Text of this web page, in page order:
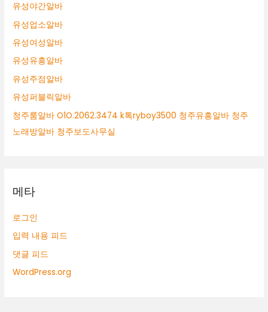
유성야간알바
유성업소알바
유성여성알바
유성유흥알바
유성주점알바
유성퍼블릭알바
청주룸알바 O1O.2062.3474 k톡ryboy3500 청주유흥알바 청주
노래방알바 청주보도사무실
메타
로그인
입력 내용 피드
댓글 피드
WordPress.org